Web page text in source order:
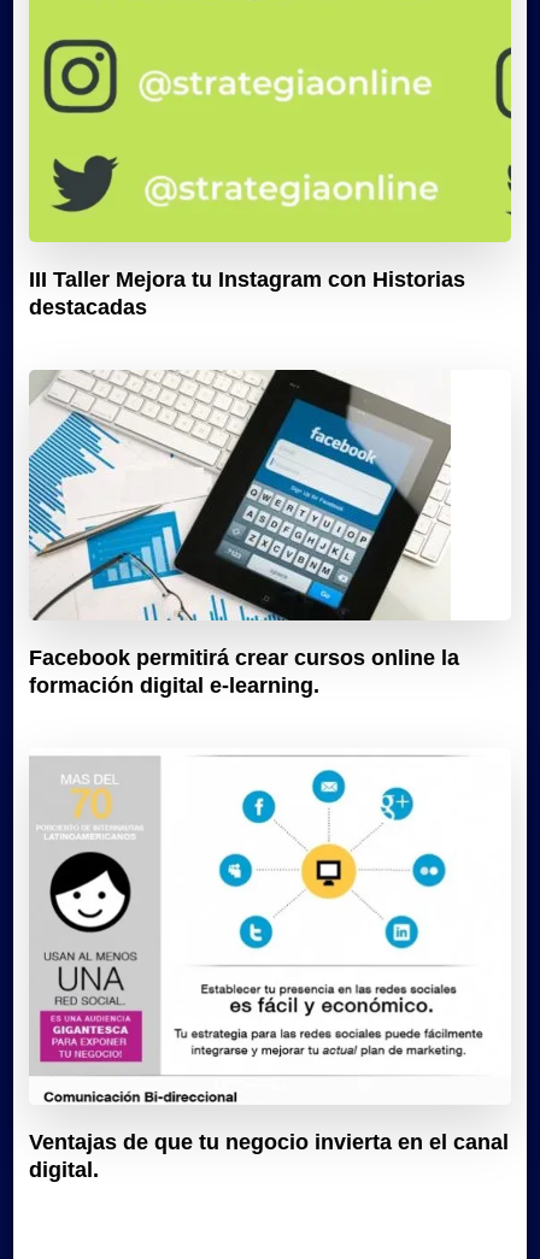
III Taller Mejora tu Instagram con Historias
destacadas
Facebook permitirá crear cursos online la
formación digital e-learning.
Ventajas de que tu negocio invierta en el canal
digital.